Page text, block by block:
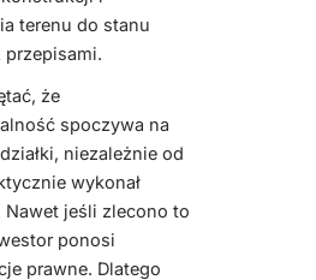
terenu do stanu
przepisami.
że
spoczywa na
niezależnie od
wykonał
Nawet jeśli zlecono to
ponosi
prawne. Dlatego